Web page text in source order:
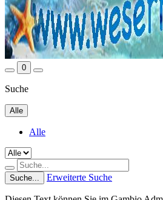
0
Suche
Alle
Alle
Suche... Erweiterte Suche